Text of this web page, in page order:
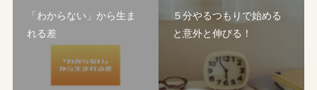
「わからない」から生ま
れる差
５分やるつもりで始める
と意外と伸びる！